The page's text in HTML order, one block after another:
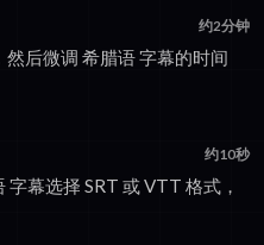
约2分钟
后微调 希腊语 字幕的时间
约10秒
字幕选择 SRT 或 VTT 格式，